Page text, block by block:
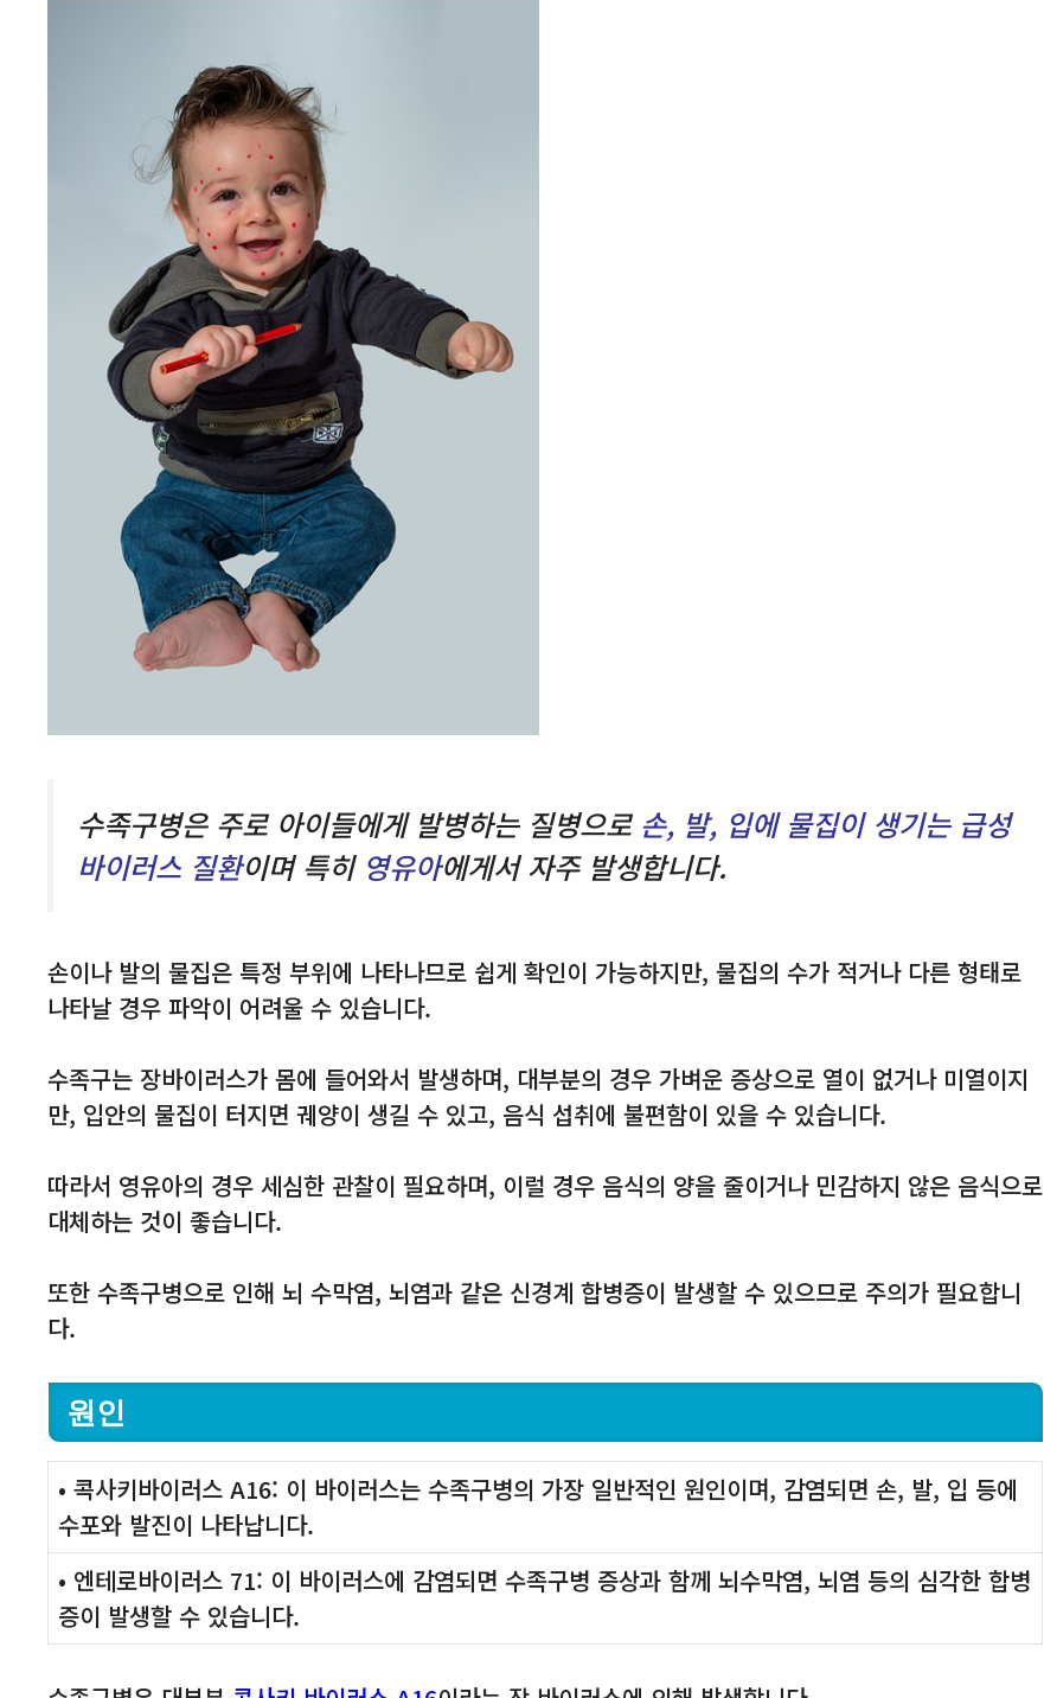
수족구병은 주로 아이들에게 발병하는 질병으로 손, 발, 입에 물집이 생기는 급성
바이러스 질환이며 특히 영유아에게서 자주 발생합니다.
손이나 발의 물집은 특정 부위에 나타나므로 쉽게 확인이 가능하지만, 물집의 수가 적거나 다른 형태로
나타날 경우 파악이 어려울 수 있습니다.
수족구는 장바이러스가 몸에 들어와서 발생하며, 대부분의 경우 가벼운 증상으로 열이 없거나 미열이지
만, 입안의 물집이 터지면 궤양이 생길 수 있고, 음식 섭취에 불편함이 있을 수 있습니다.
따라서 영유아의 경우 세심한 관찰이 필요하며, 이럴 경우 음식의 양을 줄이거나 민감하지 않은 음식으로
대체하는 것이 좋습니다.
또한 수족구병으로 인해 뇌 수막염, 뇌염과 같은 신경계 합병증이 발생할 수 있으므로 주의가 필요합니
다.
원인
• 콕사키바이러스 A16: 이 바이러스는 수족구병의 가장 일반적인 원인이며, 감염되면 손, 발, 입 등에
수포와 발진이 나타납니다.
• 엔테로바이러스 71: 이 바이러스에 감염되면 수족구병 증상과 함께 뇌수막염, 뇌염 등의 심각한 합병
증이 발생할 수 있습니다.